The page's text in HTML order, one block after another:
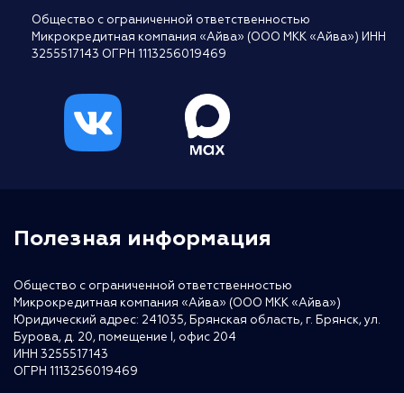
Общество с ограниченной ответственностью
Микрокредитная компания «Айва» (ООО МКК «Айва») ИНН
3255517143 ОГРН 1113256019469
Полезная информация
Общество с ограниченной ответственностью
Микрокредитная компания «Айва» (ООО МКК «Айва»)
Юридический адрес: 241035, Брянская область, г. Брянск, ул.
Бурова, д. 20, помещение I, офис 204
ИНН 3255517143
ОГРН 1113256019469